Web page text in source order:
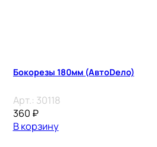
Бокорезы 180мм (АвтоDело)
Арт.: 30118
360 ₽
В корзину